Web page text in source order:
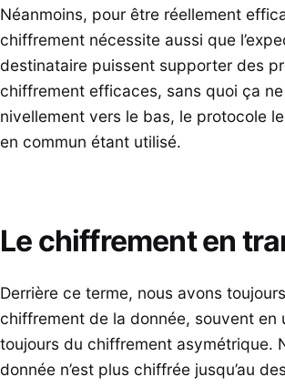
Néanmoins, pour être réellement
chiffrement nécessite aussi que
destinataire puissent supporter des
chiffrement efficaces, sans quoi ça
nivellement vers le bas, le protocole
en commun étant utilisé.
Le chiffrement en
Derrière ce terme, nous avons
chiffrement de la donnée, souvent en
toujours du chiffrement asymétrique.
donnée n’est plus chiffrée jusqu’au